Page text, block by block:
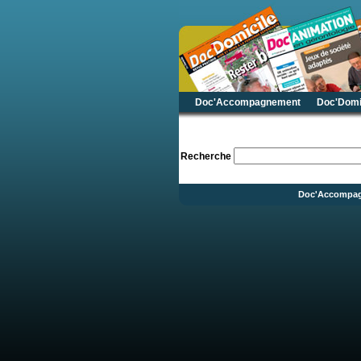
Doc'Accompagnement
Recherche